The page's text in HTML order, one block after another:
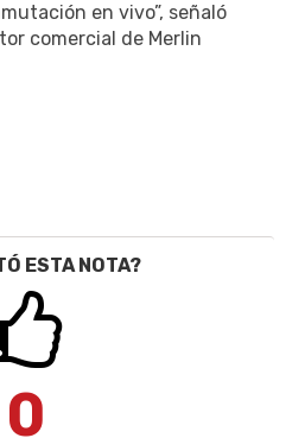
en vivo”, señaló
comercial de Merlin
ESTA NOTA?
0